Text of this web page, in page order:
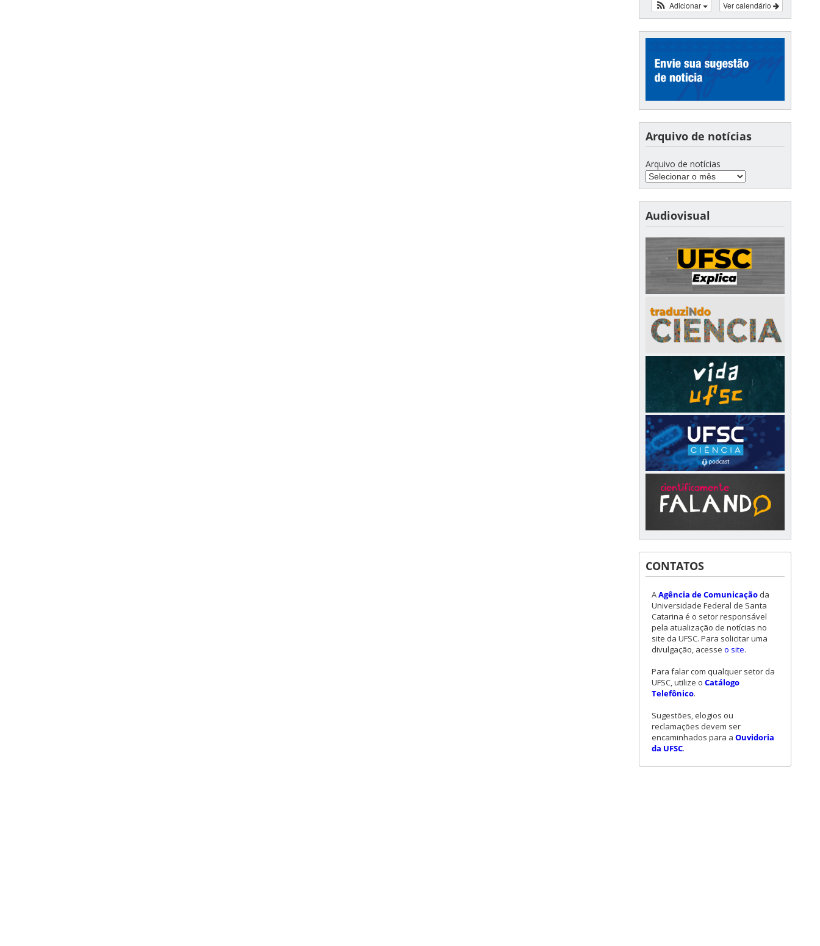
Ver calendário
Adicionar
Arquivo de notícias
Arquivo de notícias
Audiovisual
CONTATOS
AAgência de Comunicação da
Universidade Federal de Santa
Catarina é o setor responsável
pela atualização de notícias no
site da UFSC. Para solicitar uma
divulgação, acesse o site.
Para falar com qualquer setor da
UFSC, utilize o Catálogo
Telefônico.
Sugestões, elogios ou
reclamações devem ser
encaminhados para a Ouvidoria
da UFSC.